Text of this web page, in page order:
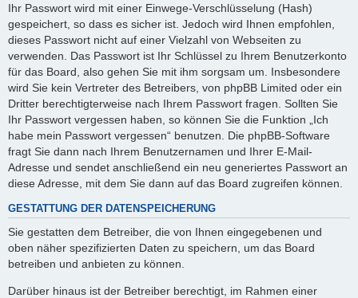
Ihr Passwort wird mit einer Einwege-Verschlüsselung (Hash)
gespeichert, so dass es sicher ist. Jedoch wird Ihnen empfohlen,
dieses Passwort nicht auf einer Vielzahl von Webseiten zu
verwenden. Das Passwort ist Ihr Schlüssel zu Ihrem Benutzerkonto
für das Board, also gehen Sie mit ihm sorgsam um. Insbesondere
wird Sie kein Vertreter des Betreibers, von phpBB Limited oder ein
Dritter berechtigterweise nach Ihrem Passwort fragen. Sollten Sie
Ihr Passwort vergessen haben, so können Sie die Funktion „Ich
habe mein Passwort vergessen“ benutzen. Die phpBB-Software
fragt Sie dann nach Ihrem Benutzernamen und Ihrer E-Mail-
Adresse und sendet anschließend ein neu generiertes Passwort an
diese Adresse, mit dem Sie dann auf das Board zugreifen können.
GESTATTUNG DER DATENSPEICHERUNG
Sie gestatten dem Betreiber, die von Ihnen eingegebenen und
oben näher spezifizierten Daten zu speichern, um das Board
betreiben und anbieten zu können.
Darüber hinaus ist der Betreiber berechtigt, im Rahmen einer